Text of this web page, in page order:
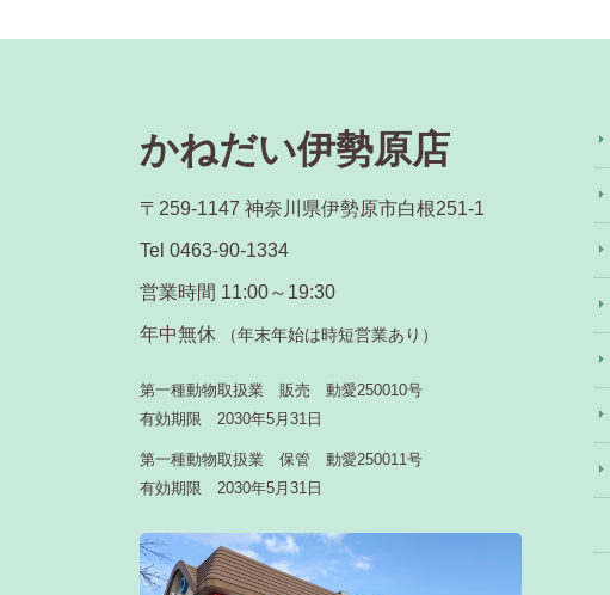
かねだい伊勢原店
〒259-1147 神奈川県伊勢原市白根251-1
Tel 0463-90-1334
営業時間 11:00～19:30
年中無休 （年末年始は時短営業あり）
第一種動物取扱業 販売 動愛250010号
有効期限 2030年5月31日
第一種動物取扱業 保管 動愛250011号
有効期限 2030年5月31日